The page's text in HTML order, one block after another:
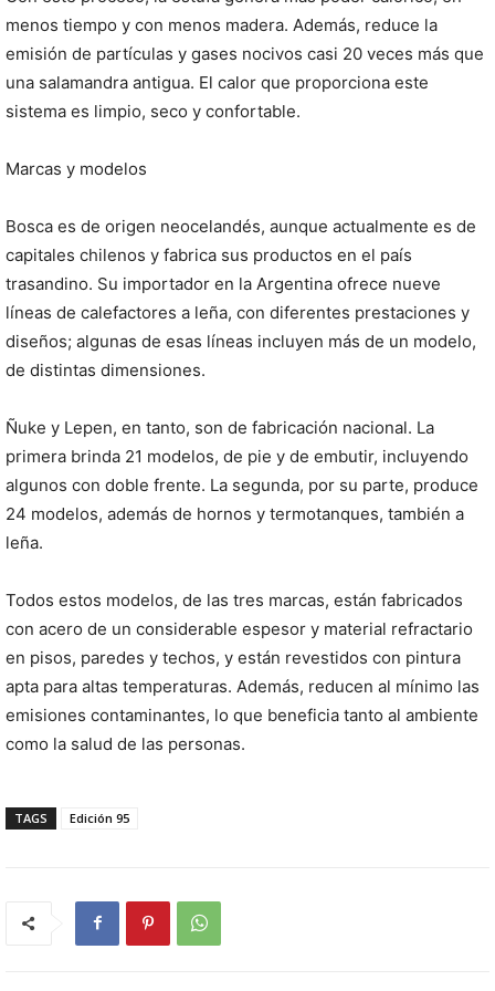
menos tiempo y con menos madera. Además, reduce la
emisión de partículas y gases nocivos casi 20 veces más que
una salamandra antigua. El calor que proporciona este
sistema es limpio, seco y confortable.
Marcas y modelos
Bosca es de origen neocelandés, aunque actualmente es de
capitales chilenos y fabrica sus productos en el país
trasandino. Su importador en la Argentina ofrece nueve
líneas de calefactores a leña, con diferentes prestaciones y
diseños; algunas de esas líneas incluyen más de un modelo,
de distintas dimensiones.
Ñuke y Lepen, en tanto, son de fabricación nacional. La
primera brinda 21 modelos, de pie y de embutir, incluyendo
algunos con doble frente. La segunda, por su parte, produce
24 modelos, además de hornos y termotanques, también a
leña.
Todos estos modelos, de las tres marcas, están fabricados
con acero de un considerable espesor y material refractario
en pisos, paredes y techos, y están revestidos con pintura
apta para altas temperaturas. Además, reducen al mínimo las
emisiones contaminantes, lo que beneficia tanto al ambiente
como la salud de las personas.
TAGS Edición 95